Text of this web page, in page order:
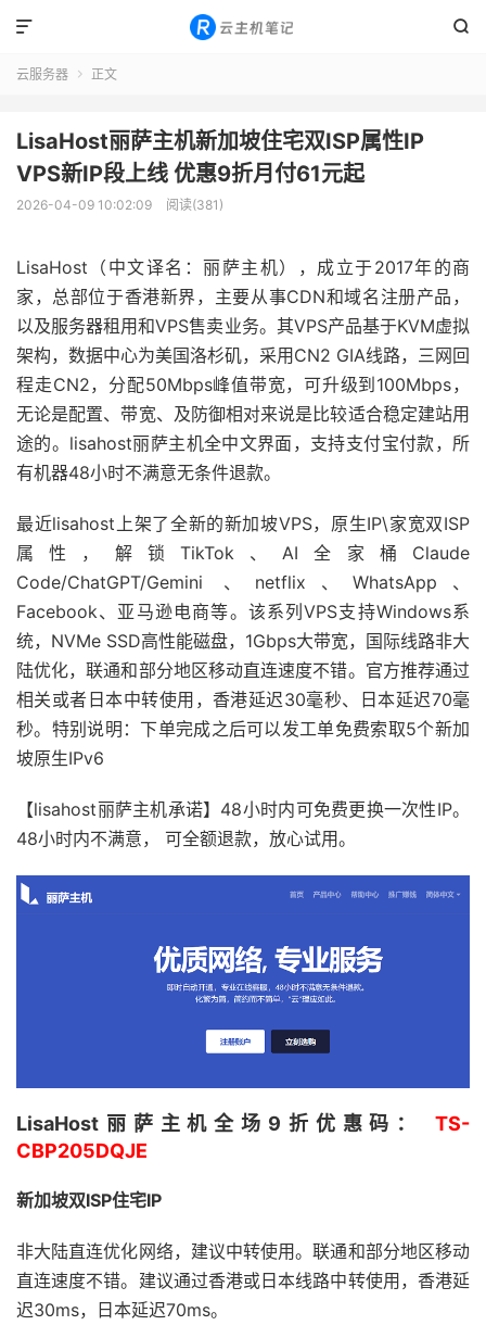


云服务器  正文
LisaHost丽萨主机新加坡住宅双ISP属性IP
VPS新IP段上线 优惠9折月付61元起
2026-04-09 10:02:09 阅读(381)
LisaHost（中文译名：丽萨主机），成立于2017年的商
家，总部位于香港新界，主要从事CDN和域名注册产品，
以及服务器租用和VPS售卖业务。其VPS产品基于KVM虚拟
架构，数据中心为美国洛杉矶，采用CN2 GIA线路，三网回
程走CN2，分配50Mbps峰值带宽，可升级到100Mbps，
无论是配置、带宽、及防御相对来说是比较适合稳定建站用
途的。lisahost丽萨主机全中文界面，支持支付宝付款，所
有机器48小时不满意无条件退款。
最近lisahost上架了全新的新加坡VPS，原生IP\家宽双ISP
属性，解锁TikTok、AI全家桶Claude
Code/ChatGPT/Gemini 、netflix、WhatsApp、
Facebook、亚马逊电商等。该系列VPS支持Windows系
统，NVMe SSD高性能磁盘，1Gbps大带宽，国际线路非大
陆优化，联通和部分地区移动直连速度不错。官方推荐通过
相关或者日本中转使用，香港延迟30毫秒、日本延迟70毫
秒。特别说明：下单完成之后可以发工单免费索取5个新加
坡原生IPv6
【lisahost丽萨主机承诺】48小时内可免费更换一次性IP。
48小时内不满意， 可全额退款，放心试用。
LisaHost丽萨主机全场9折优惠码： TS-
CBP205DQJE
新加坡双ISP住宅IP
非大陆直连优化网络，建议中转使用。联通和部分地区移动
直连速度不错。建议通过香港或日本线路中转使用，香港延
迟30ms，日本延迟70ms。